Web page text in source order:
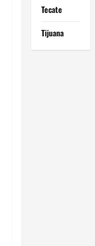
Tecate
Tijuana